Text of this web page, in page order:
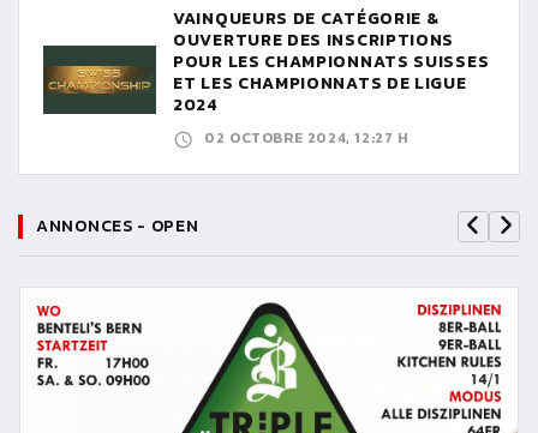
VAINQUEURS DE CATÉGORIE &
OUVERTURE DES INSCRIPTIONS
POUR LES CHAMPIONNATS SUISSES
ET LES CHAMPIONNATS DE LIGUE
2024
02 OCTOBRE 2024, 12:27 H
ANNONCES - OPEN